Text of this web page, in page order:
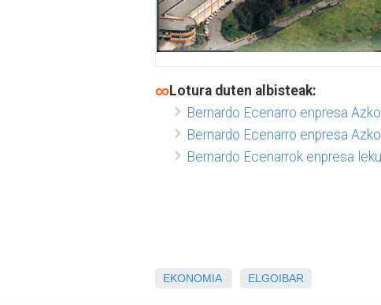
∞Lotura duten albisteak:
Bernardo Ecenarro enpresa
Bernardo Ecenarro enpresa
Bernardo Ecenarrok enpresa
EKONOMIA ELGOIBAR